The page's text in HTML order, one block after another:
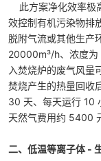
此方案净化效率极
效控制有机污染物排
脱附气流或其他生产
20000m³/h、浓度
入焚烧炉的废气风量
焚烧产生的热量回收
30 天、每天运行 10
天然气费用约 5400
二、低温等离子体 -